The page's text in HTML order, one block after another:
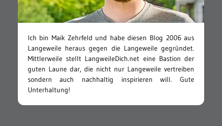
Ich bin Maik Zehrfeld und habe diesen Blog 2006 aus
Langeweile heraus gegen die Langeweile gegründet.
Mittlerweile stellt LangweileDich.net eine Bastion der
guten Laune dar, die nicht nur Langeweile vertreiben
sondern auch nachhaltig inspirieren will. Gute
Unterhaltung!